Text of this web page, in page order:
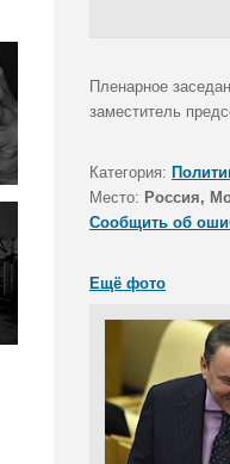
Пленарное
заместитель
Категория:
Место: Россия,
Сообщить об
Ещё фото